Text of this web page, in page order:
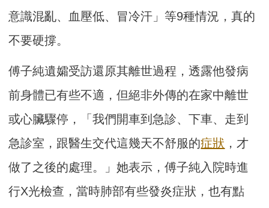
意識混亂、血壓低、冒冷汗」等9種情況，真的
不要硬撐。
傅子純遺孀受訪還原其離世過程，透露他發病
前身體已有些不適，但絕非外傳的在家中離世
或心臟驟停，「我們開車到急診、下車、走到
急診室，跟醫生交代這幾天不舒服的症狀 ，才
做了之後的處理。」她表示，傅子純入院時進
行X光檢查，當時肺部有些發炎症狀，也有點